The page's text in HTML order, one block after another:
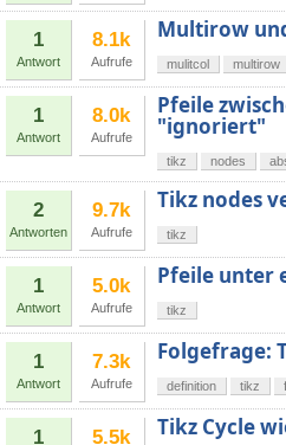
1
Antwort
8.1k
Aufrufe
Multirow
mulitcol multirow
1
Antwort
8.0k
Aufrufe
Pfeile
"ignoriert"
tikz nodes
2
Antworten
9.7k
Aufrufe
Tikz nodes
tikz
1
Antwort
5.0k
Aufrufe
Pfeile unter
tikz
1
Antwort
7.3k
Aufrufe
Folgefrage:
definition tikz
1 5.5k Tikz Cycle